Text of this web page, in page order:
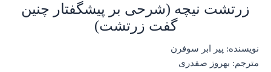
زرتشت نیچه (شرحی بر پیشگفتار چنین
گفت زرتشت)
نویسنده: پیر ابر سوفرن
مترجم: بهروز صفدری